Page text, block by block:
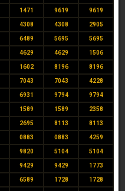
1471 9619 9619
4308 4308 2905
6489 5695 5695
4629 4629 1506
1602 8196 8196
7043 7043 4228
6931 9794 9794
1589 1589 2358
2695 8113 8113
0883 0883 4259
9820 5104 5104
9429 9429 1773
6589 1728 1728